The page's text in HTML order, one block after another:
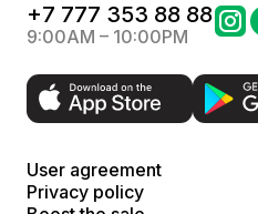
+7 777 353 88 88
9:00AM – 10:00PM
User agreement
Privacy policy